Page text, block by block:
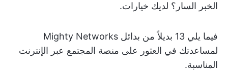
الخبر السار؟ لديك خيارات.
فيما يلي 13 بديلاً من بدائل Mighty Networks
لمساعدتك في العثور على منصة المجتمع عبر الإنترنت
المناسبة.